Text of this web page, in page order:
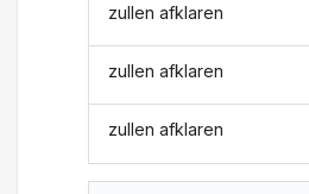
zullen afklaren
zullen afklaren
zullen afklaren